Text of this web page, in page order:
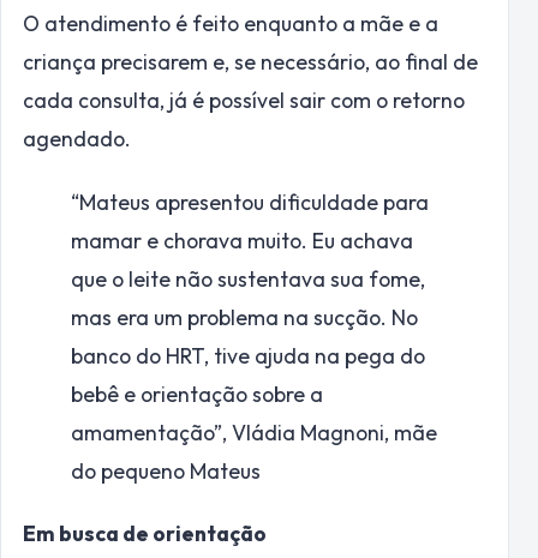
O atendimento é feito enquanto a mãe e a
criança precisarem e, se necessário, ao final de
cada consulta, já é possível sair com o retorno
agendado.
“Mateus apresentou dificuldade para
mamar e chorava muito. Eu achava
que o leite não sustentava sua fome,
mas era um problema na sucção. No
banco do HRT, tive ajuda na pega do
bebê e orientação sobre a
amamentação”, Vládia Magnoni, mãe
do pequeno Mateus
Em busca de orientação